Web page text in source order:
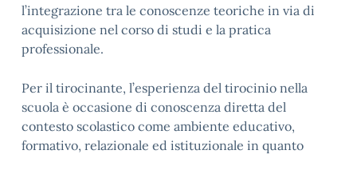
l’integrazione tra le conoscenze teoriche in via di
acquisizione nel corso di studi e la pratica
professionale.
Per il tirocinante, l’esperienza del tirocinio nella
scuola è occasione di conoscenza diretta del
contesto scolastico come ambiente educativo,
formativo, relazionale ed istituzionale in quanto